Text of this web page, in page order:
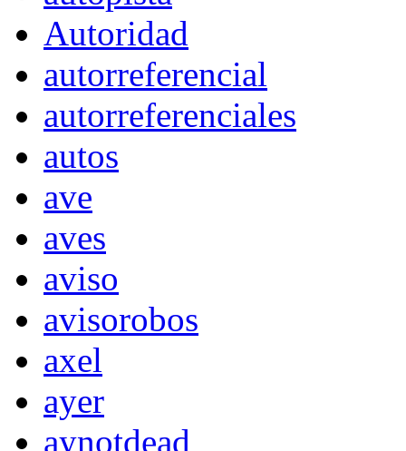
Autoridad
autorreferencial
autorreferenciales
autos
ave
aves
aviso
avisorobos
axel
ayer
aynotdead